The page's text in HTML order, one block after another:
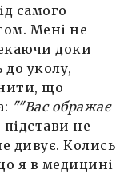
самого
Мені не
доки
до уколу,
що
""Вас ображає
не
дивує. Колись
я в медицині